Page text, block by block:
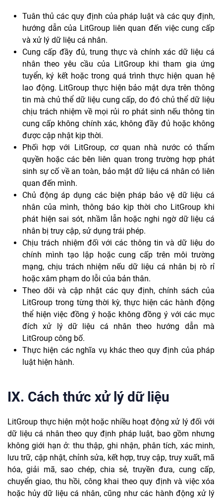
Tuân thủ các quy định của pháp luật và các quy định,
hướng dẫn của LitGroup liên quan đến việc cung cấp
và xử lý dữ liệu cá nhân.
Cung cấp đầy đủ, trung thực và chính xác dữ liệu cá
nhân theo yêu cầu của LitGroup khi tham gia ứng
tuyển, ký kết hoặc trong quá trình thực hiện quan hệ
lao động. LitGroup thực hiện bảo mật dựa trên thông
tin mà chủ thể dữ liệu cung cấp, do đó chủ thể dữ liệu
chịu trách nhiệm về mọi rủi ro phát sinh nếu thông tin
cung cấp không chính xác, không đầy đủ hoặc không
được cập nhật kịp thời.
Phối hợp với LitGroup, cơ quan nhà nước có thẩm
quyền hoặc các bên liên quan trong trường hợp phát
sinh sự cố về an toàn, bảo mật dữ liệu cá nhân có liên
quan đến mình.
Chủ động áp dụng các biện pháp bảo vệ dữ liệu cá
nhân của mình, thông báo kịp thời cho LitGroup khi
phát hiện sai sót, nhầm lẫn hoặc nghi ngờ dữ liệu cá
nhân bị truy cập, sử dụng trái phép.
Chịu trách nhiệm đối với các thông tin và dữ liệu do
chính mình tạo lập hoặc cung cấp trên môi trường
mạng, chịu trách nhiệm nếu dữ liệu cá nhân bị rò rỉ
hoặc xâm phạm do lỗi của bản thân.
Theo dõi và cập nhật các quy định, chính sách của
LitGroup trong từng thời kỳ, thực hiện các hành động
thể hiện việc đồng ý hoặc không đồng ý với các mục
đích xử lý dữ liệu cá nhân theo hướng dẫn mà
LitGroup công bố.
Thực hiện các nghĩa vụ khác theo quy định của pháp
luật hiện hành.
IX. Cách thức xử lý dữ liệu
LitGroup thực hiện một hoặc nhiều hoạt động xử lý đối với
dữ liệu cá nhân theo quy định pháp luật, bao gồm nhưng
không giới hạn ở: thu thập, ghi nhận, phân tích, xác minh,
lưu trữ, cập nhật, chỉnh sửa, kết hợp, truy cập, truy xuất, mã
hóa, giải mã, sao chép, chia sẻ, truyền đưa, cung cấp,
chuyển giao, thu hồi, công khai theo quy định và việc xóa
hoặc hủy dữ liệu cá nhân, cũng như các hành động xử lý